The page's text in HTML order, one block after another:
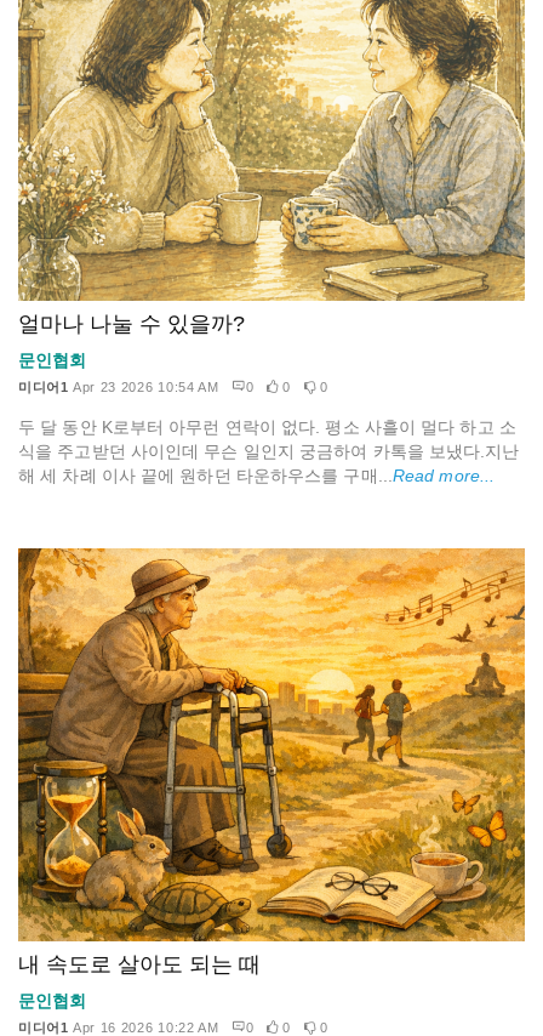
얼마나 나눌 수 있을까?
문인협회
미디어1 Apr 23 2026 10:54 AM 0 0 0
두 달 동안 K로부터 아무런 연락이 없다. 평소 사흘이 멀다 하고 소
식을 주고받던 사이인데 무슨 일인지 궁금하여 카톡을 보냈다.​지난
해 세 차례 이사 끝에 원하던 타운하우스를 구매... Read more...
내 속도로 살아도 되는 때
문인협회
미디어1 Apr 16 2026 10:22 AM 0 0 0